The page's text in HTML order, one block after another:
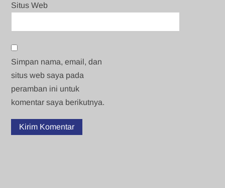
Situs Web
Simpan nama, email, dan
situs web saya pada
peramban ini untuk
komentar saya berikutnya.